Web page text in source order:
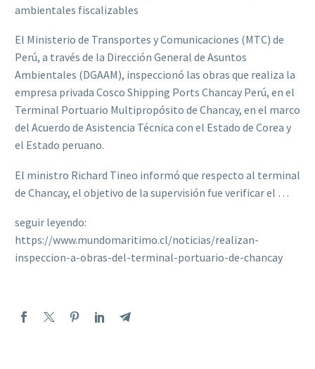
ambientales fiscalizables
El Ministerio de Transportes y Comunicaciones (MTC) de
Perú, a través de la Dirección General de Asuntos
Ambientales (DGAAM), inspeccionó las obras que realiza la
empresa privada Cosco Shipping Ports Chancay Perú, en el
Terminal Portuario Multipropósito de Chancay, en el marco
del Acuerdo de Asistencia Técnica con el Estado de Corea y
el Estado peruano.
El ministro Richard Tineo informó que respecto al terminal
de Chancay, el objetivo de la supervisión fue verificar el …
seguir leyendo:
https://www.mundomaritimo.cl/noticias/realizan-
inspeccion-a-obras-del-terminal-portuario-de-chancay